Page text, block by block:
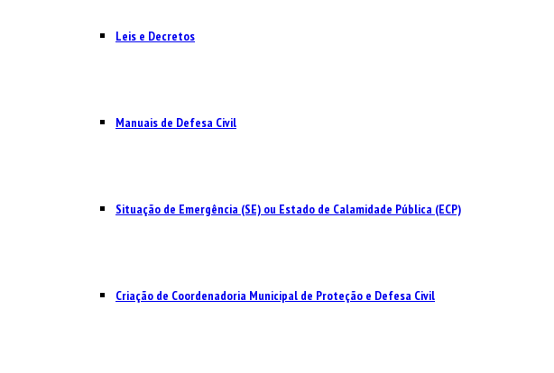
Leis e Decretos
Manuais de Defesa Civil
Situação de Emergência (SE) ou Estado de Calamidade Pública (ECP)
Criação de Coordenadoria Municipal de Proteção e Defesa Civil